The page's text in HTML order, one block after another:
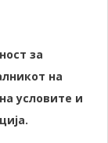
за
на
условите и